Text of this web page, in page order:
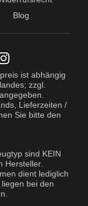
Blog
ist abhängig
zzgl.
Lieferzeiten /
Sie bitte den
sind KEIN
Hersteller.
dient lediglich
bei den